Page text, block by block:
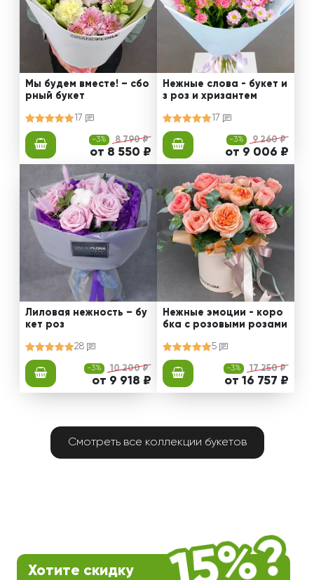
Мы будем вместе! – сбо
рный букет
17
-3% 8 790 ₽
от 8 550 ₽
Нежные слова - букет и
з роз и хризантем
17
-3% 9 260 ₽
от 9 006 ₽
Лиловая нежность – бу
кет роз
28
-3% 10 200 ₽
от 9 918 ₽
Нежные эмоции - коро
бка с розовыми розами
5
-3% 17 250 ₽
от 16 757 ₽
Смотреть все коллекции букетов
Хотите скидку